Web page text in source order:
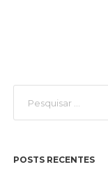
POSTS RECENTES